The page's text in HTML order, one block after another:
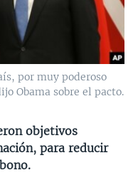
por muy poderoso
Obama sobre el pacto.
objetivos
para reducir